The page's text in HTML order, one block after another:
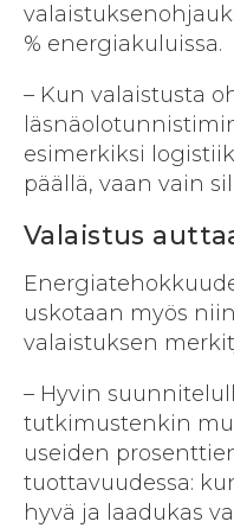
% energiakuluissa.
– Kun valaistusta
esimerkiksi
päällä, vaan vain
Valaistus
uskotaan myös
valaistuksen
– Hyvin
tutkimustenkin
useiden
tuottavuudessa:
hyvä ja laadukas